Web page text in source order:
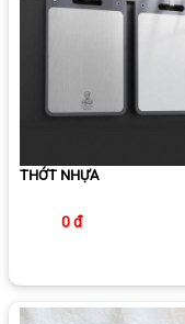
THỚT NHỰA
0 đ